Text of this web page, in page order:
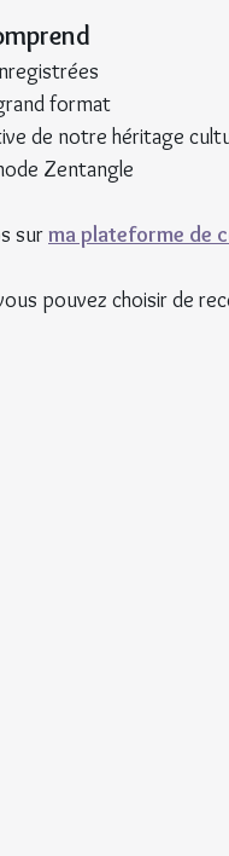
format
de notre héritage
Zentangle
sur ma plateforme de
pouvez choisir de